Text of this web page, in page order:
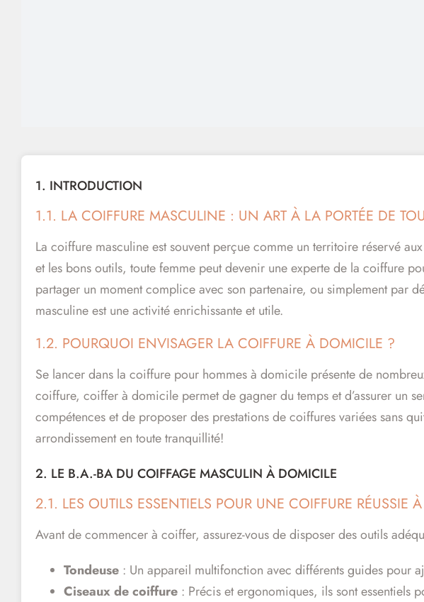
1. INTRODUCTION
1.1. LA COIFFURE MASCULINE : UN ART À LA PORTÉE DE
La coiffure masculine est souvent perçue comme un territoire réservé
et les bons outils, toute femme peut devenir une experte de la coiffure
partager un moment complice avec son partenaire, ou simplement par
masculine est une activité enrichissante et utile.
1.2. POURQUOI ENVISAGER LA COIFFURE À DOMICILE ?
Se lancer dans la coiffure pour hommes à domicile présente de
coiffure, coiffer à domicile permet de gagner du temps et d’assurer un
compétences et de proposer des prestations de coiffures variées sans
arrondissement en toute tranquillité!
2. LE B.A.-BA DU COIFFAGE MASCULIN À DOMICILE
2.1. LES OUTILS ESSENTIELS POUR UNE COIFFURE RÉUSSIE
Avant de commencer à coiffer, assurez-vous de disposer des outils
Tondeuse : Un appareil multifonction avec différents guides pour
Ciseaux de coiffure : Précis et ergonomiques, ils sont essentiels